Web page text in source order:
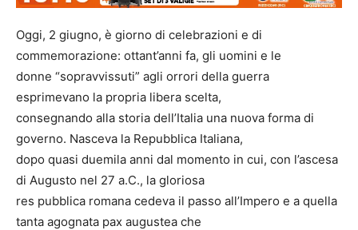
Oggi, 2 giugno, è giorno di celebrazioni e di
commemorazione: ottant’anni fa, gli uomini e le
donne “sopravvissuti” agli orrori della guerra
esprimevano la propria libera scelta,
consegnando alla storia dell’Italia una nuova forma di
governo. Nasceva la Repubblica Italiana,
dopo quasi duemila anni dal momento in cui, con l’ascesa
di Augusto nel 27 a.C., la gloriosa
res pubblica romana cedeva il passo all’Impero e a quella
tanta agognata pax augustea che